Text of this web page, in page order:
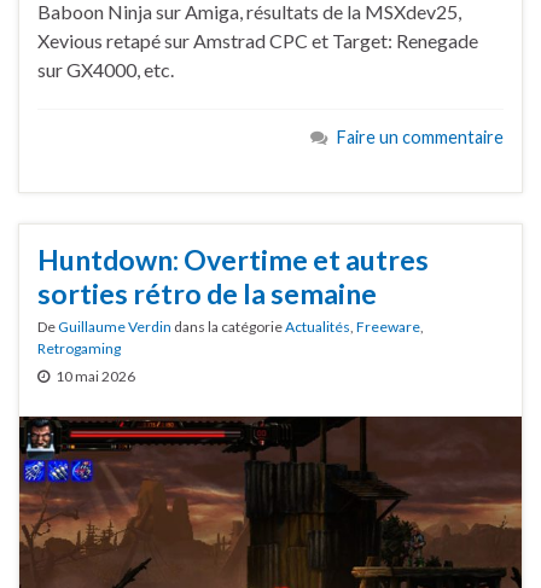
Baboon Ninja sur Amiga, résultats de la MSXdev25,
Xevious retapé sur Amstrad CPC et Target: Renegade
sur GX4000, etc.
Faire un commentaire
Huntdown: Overtime et autres
sorties rétro de la semaine
DeGuillaume Verdin dans la catégorieActualités Freeware
Retrogaming
10 mai 2026